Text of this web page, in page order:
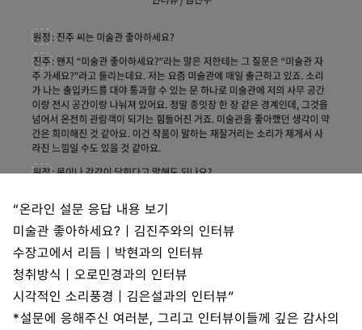
“온라인 설문 응답 내용 보기
미술관 좋아하세요? | 김진주와의 인터뷰
수장고에서 리듬 | 박현과의 인터뷰
청취방식 | 오로민경과의 인터뷰
시각적인 소리풍경 | 김은설과의 인터뷰”
*설문에 응해주신 여러분, 그리고 인터뷰이들께 깊은 감사의